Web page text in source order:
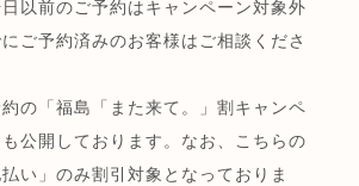
以前のご予約はキャンペーン対象外
ご予約済みのお客様はご相談くださ
の「福島「また来て。」割キャンペ
公開しております。なお、こちらの
い」のみ割引対象となっておりま